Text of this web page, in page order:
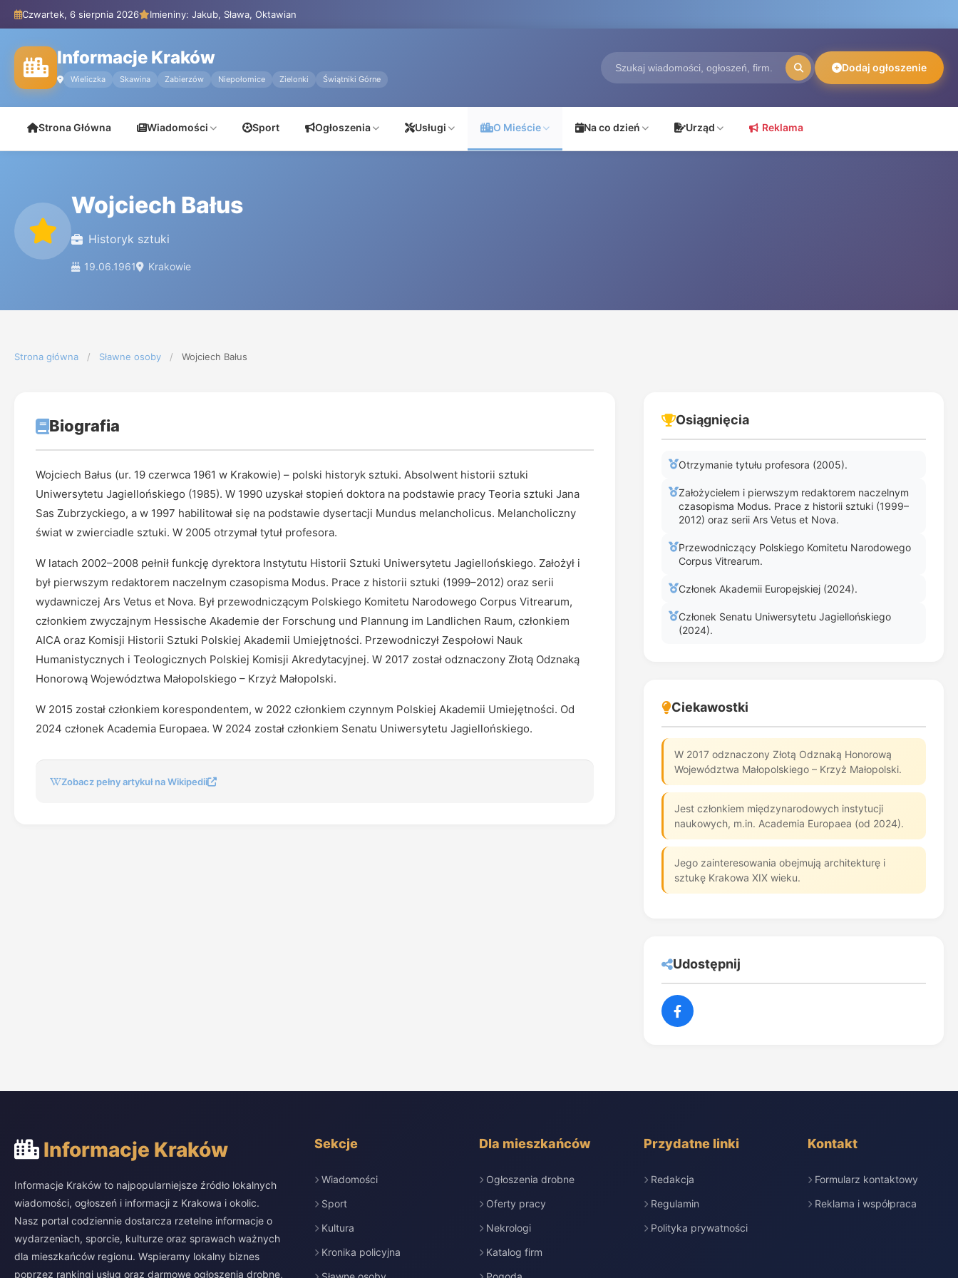
Czwartek, 6 sierpnia 2026 Imieniny: Jakub, Sława, Oktawian
Informacje Kraków
Wieliczka Skawina Zabierzów Niepołomice Zielonki Świątniki Górne
Dodaj ogłoszenie
Strona Główna Wiadomości Sport Ogłoszenia Usługi O Mieście Na co dzień Urząd Reklama
Wojciech Bałus
Historyk sztuki
19.06.1961 Krakowie
Strona główna / Sławne osoby / Wojciech Bałus
Biografia
Wojciech Bałus (ur. 19 czerwca 1961 w Krakowie) – polski historyk sztuki. Absolwent historii sztuki
Uniwersytetu Jagiellońskiego (1985). W 1990 uzyskał stopień doktora na podstawie pracy Teoria sztuki Jana
Sas Zubrzyckiego, a w 1997 habilitował się na podstawie dysertacji Mundus melancholicus. Melancholiczny
świat w zwierciadle sztuki. W 2005 otrzymał tytuł profesora.
W latach 2002–2008 pełnił funkcję dyrektora Instytutu Historii Sztuki Uniwersytetu Jagiellońskiego. Założył i
był pierwszym redaktorem naczelnym czasopisma Modus. Prace z historii sztuki (1999–2012) oraz serii
wydawniczej Ars Vetus et Nova. Był przewodniczącym Polskiego Komitetu Narodowego Corpus Vitrearum,
członkiem zwyczajnym Hessische Akademie der Forschung und Plannung im Landlichen Raum, członkiem
AICA oraz Komisji Historii Sztuki Polskiej Akademii Umiejętności. Przewodniczył Zespołowi Nauk
Humanistycznych i Teologicznych Polskiej Komisji Akredytacyjnej. W 2017 został odznaczony Złotą Odznaką
Honorową Województwa Małopolskiego – Krzyż Małopolski.
W 2015 został członkiem korespondentem, w 2022 członkiem czynnym Polskiej Akademii Umiejętności. Od
2024 członek Academia Europaea. W 2024 został członkiem Senatu Uniwersytetu Jagiellońskiego.
Zobacz pełny artykuł na Wikipedii
Osiągnięcia
Otrzymanie tytułu profesora (2005).
Założycielem i pierwszym redaktorem naczelnym
czasopisma Modus. Prace z historii sztuki (1999–
2012) oraz serii Ars Vetus et Nova.
Przewodniczący Polskiego Komitetu Narodowego
Corpus Vitrearum.
Członek Akademii Europejskiej (2024).
Członek Senatu Uniwersytetu Jagiellońskiego
(2024).
Ciekawostki
W 2017 odznaczony Złotą Odznaką Honorową
Województwa Małopolskiego – Krzyż Małopolski.
Jest członkiem międzynarodowych instytucji
naukowych, m.in. Academia Europaea (od 2024).
Jego zainteresowania obejmują architekturę i
sztukę Krakowa XIX wieku.
Udostępnij
Informacje Kraków
Informacje Kraków to najpopularniejsze źródło lokalnych
wiadomości, ogłoszeń i informacji z Krakowa i okolic.
Nasz portal codziennie dostarcza rzetelne informacje o
wydarzeniach, sporcie, kulturze oraz sprawach ważnych
dla mieszkańców regionu. Wspieramy lokalny biznes
poprzez rankingi usług oraz darmowe ogłoszenia drobne,
Sekcje
Wiadomości
Sport
Kultura
Kronika policyjna
Dla mieszkańców
Ogłoszenia drobne
Oferty pracy
Nekrologi
Katalog firm
Przydatne linki
Redakcja
Regulamin
Polityka prywatności
Kontakt
Formularz kontaktowy
Reklama i współpraca